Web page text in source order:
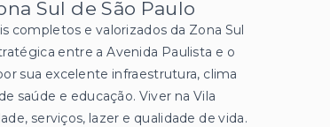
Sul de São Paulo
completos e valorizados da Zona Sul
entre a Avenida Paulista e o
sua excelente infraestrutura, clima
saúde e educação. Viver na Vila
serviços, lazer e qualidade de vida.